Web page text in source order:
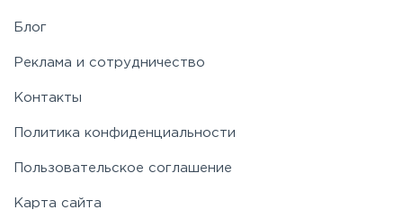
Блог
Реклама и сотрудничество
Контакты
Политика конфиденциальности
Пользовательское соглашение
Карта сайта